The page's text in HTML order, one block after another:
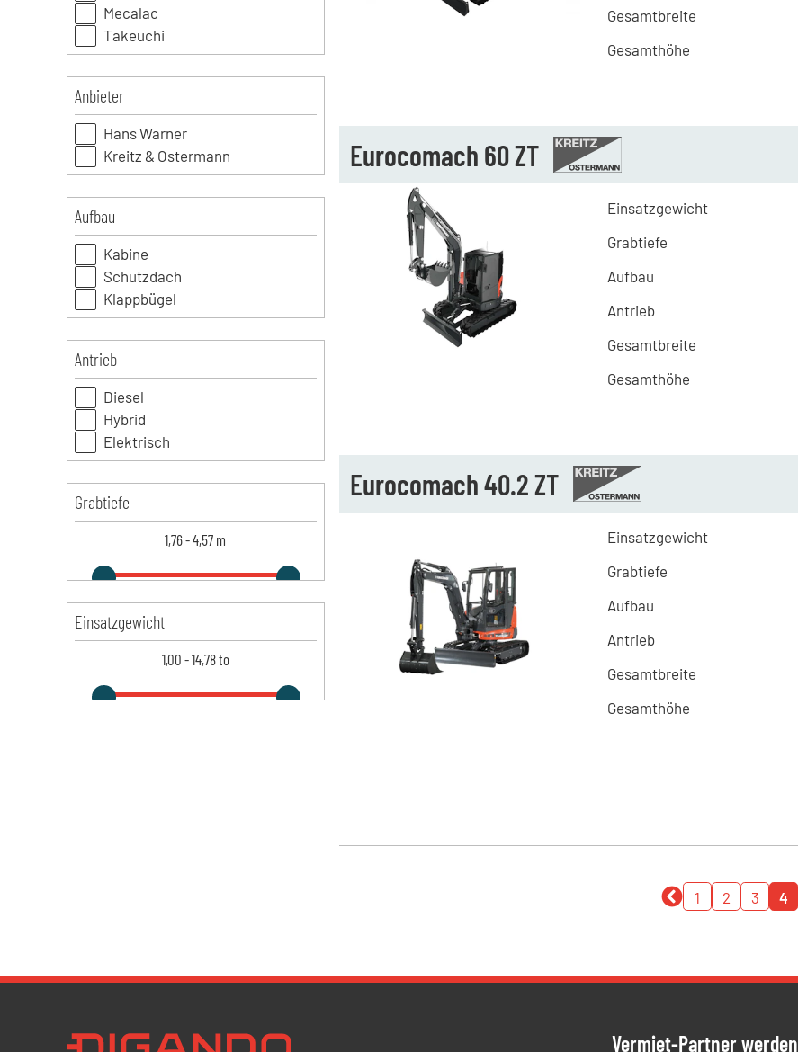
Mecalac
Takeuchi
Anbieter
Hans Warner
Kreitz & Ostermann
Aufbau
Kabine
Schutzdach
Klappbügel
Antrieb
Diesel
Hybrid
Elektrisch
Grabtiefe
1,76-4,57 m
Einsatzgewicht
1,00 -14,78to
Gesamtbreite
Gesamthöhe
Eurocomach 60 ZT
Einsatzgewicht
Grabtiefe
Aufbau
Antrieb
Gesamtbreite
Gesamthöhe
Eurocomach 40.2 ZT
Einsatzgewicht
Grabtiefe
Aufbau
Antrieb
Gesamtbreite
Gesamthöhe
1 2 3 4
Vermiet-Partner werden